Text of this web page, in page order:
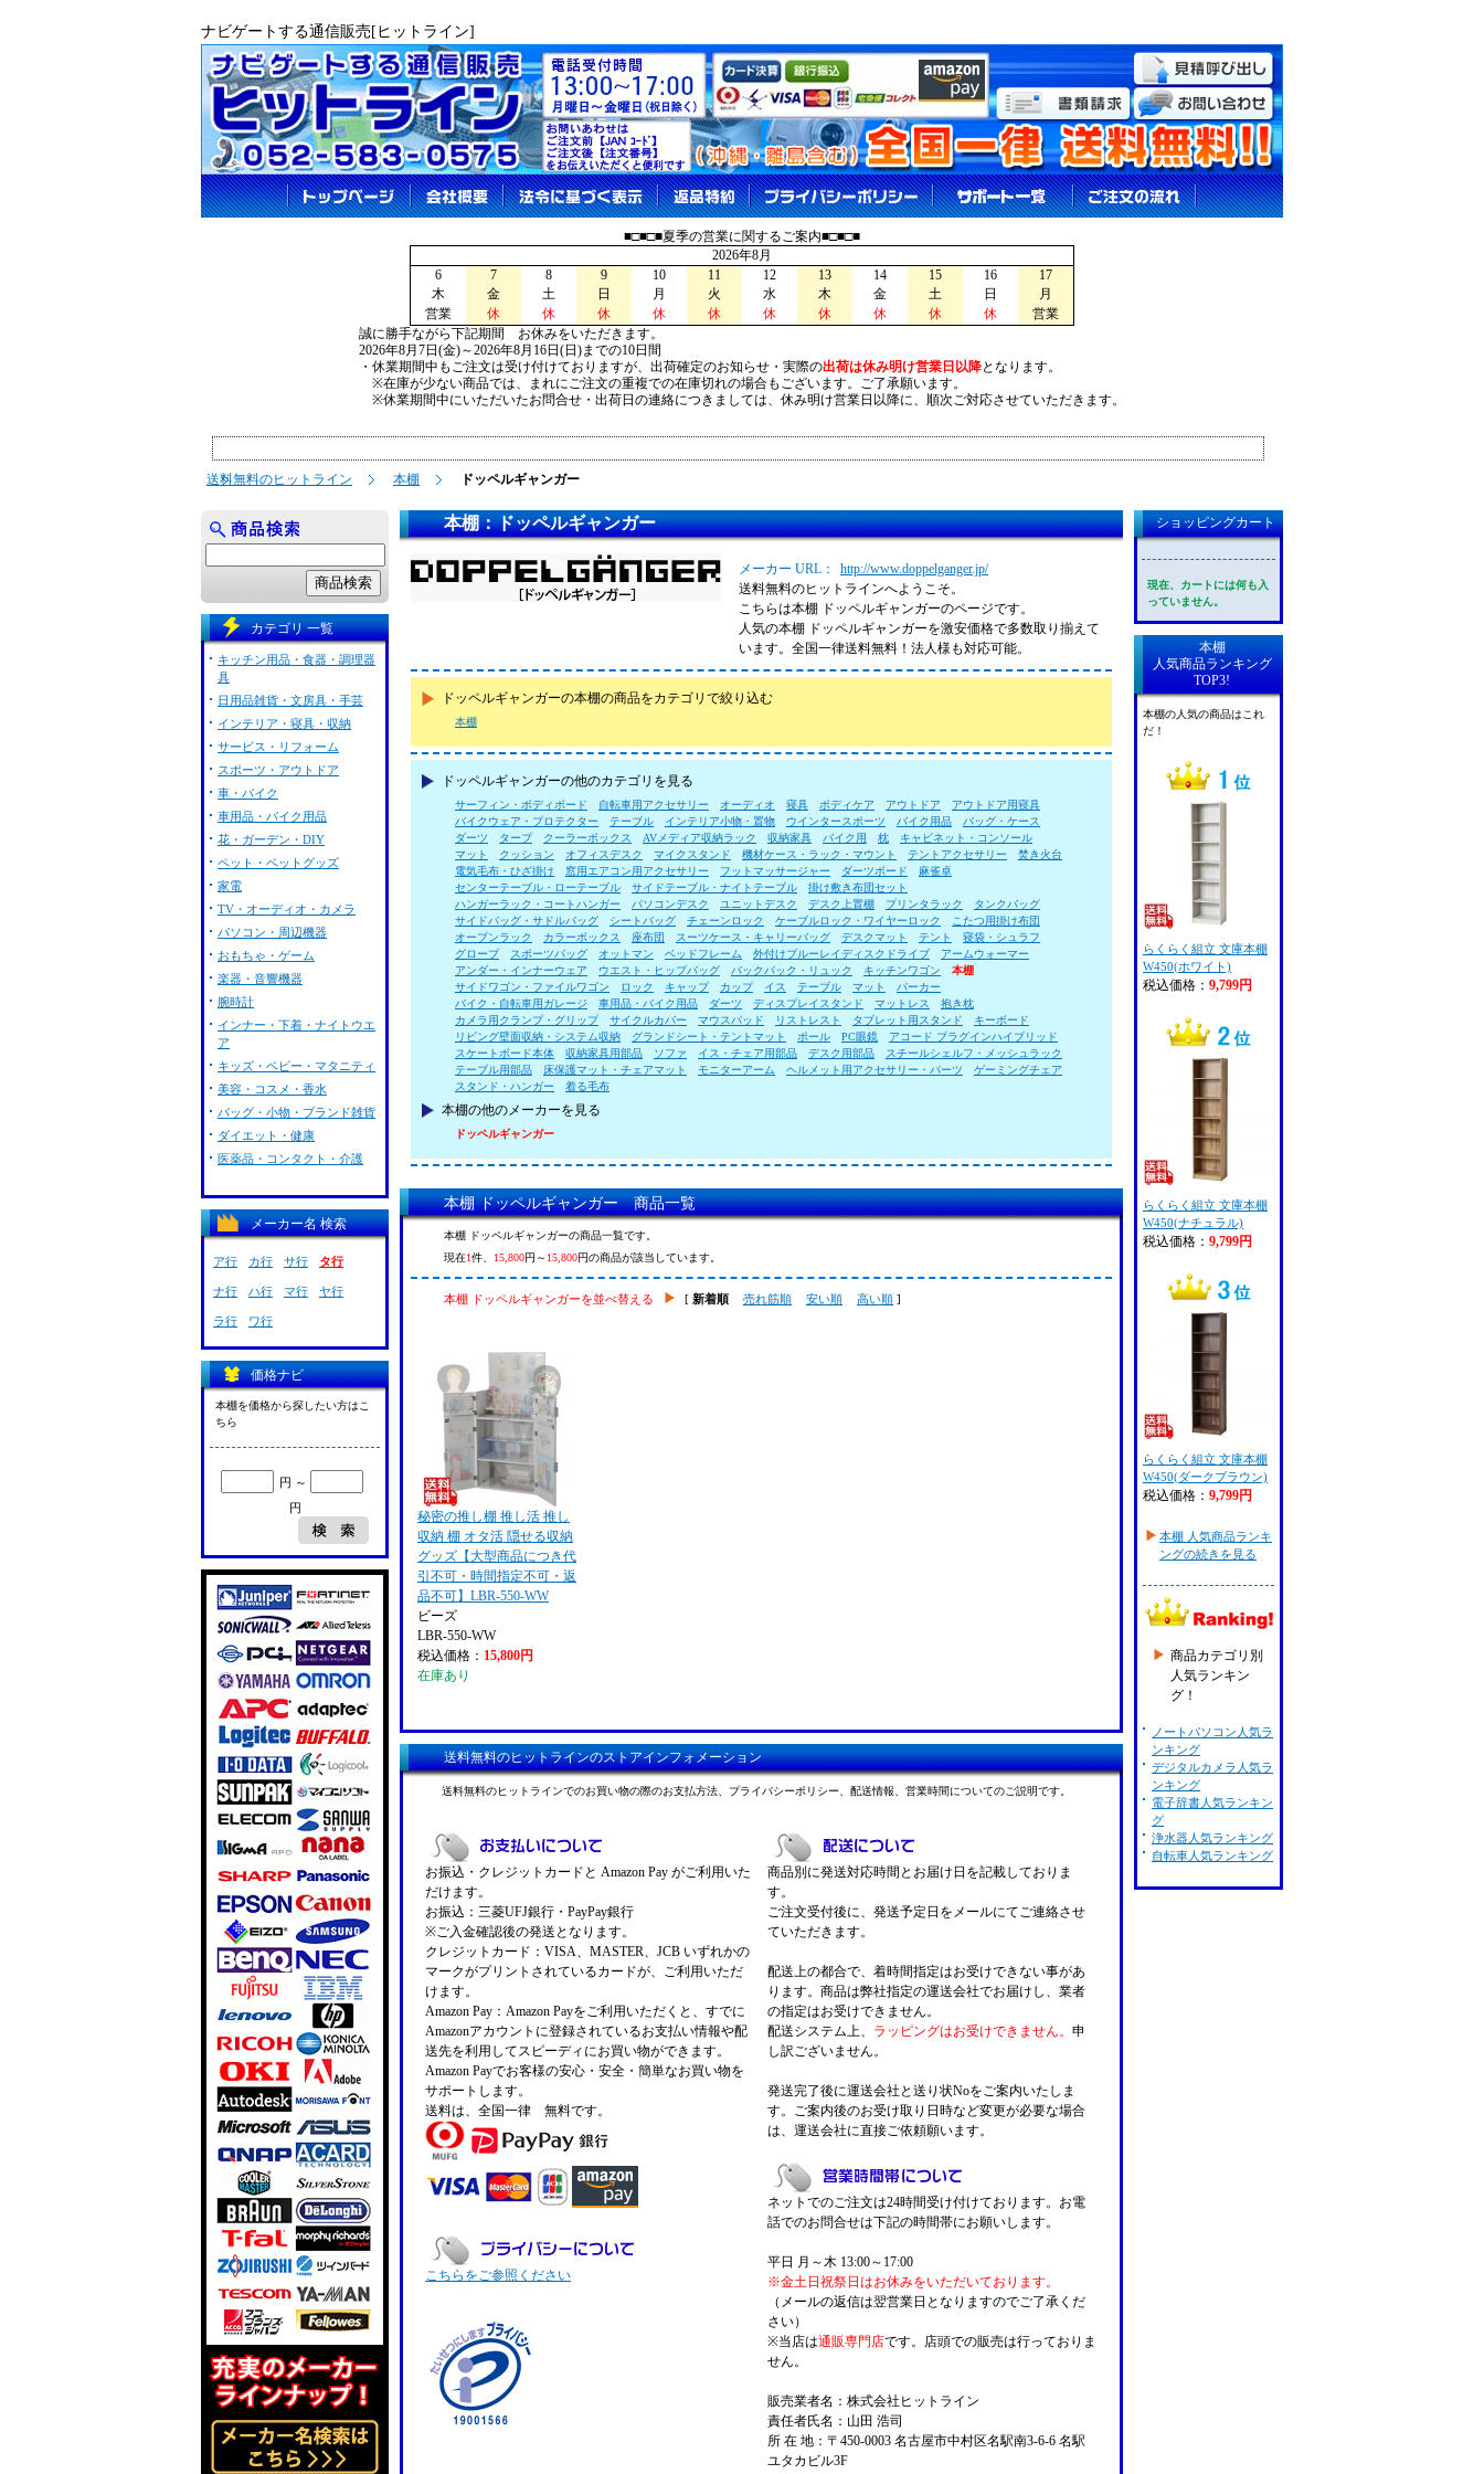
ナビゲートする通信販売[ヒットライン]
■□■□■夏季の営業に関するご案内■□■□■
2026年8月
6
7 8 9 10 11 12 13 14 15 16
17
木
金 土 日 月 火 水 木 金 土 日
月
営業
休 休 休 休 休 休 休 休 休 休
営業
誠に勝手ながら下記期間 お休みをいただきます。
2026年8月7日(金)～2026年8月16日(日)までの10日間
・休業期間中もご注文は受け付けておりますが、出荷確定のお知らせ・実際の出荷は休み明け営業日以降となります。
※在庫が少ない商品では、まれにご注文の重複での在庫切れの場合もございます。ご了承願います。
※休業期間中にいただいたお問合せ・出荷日の連絡につきましては、休み明け営業日以降に、順次ご対応させていただきます。
送料無料のヒットライン 本棚 ドッペルギャンガー
本棚：ドッペルギャンガー
メーカー URL：
http://www.doppelganger.jp/
送料無料のヒットラインへようこそ。
こちらは本棚 ドッペルギャンガーのページです。
人気の本棚 ドッペルギャンガーを激安価格で多数取り揃えて
います。全国一律送料無料！法人様も対応可能。
ドッペルギャンガーの本棚の商品をカテゴリで絞り込む
本棚
ドッペルギャンガーの他のカテゴリを見る
サーフィン・ボディボード 自転車用アクセサリー オーディオ 寝具 ボディケア アウトドア
アウトドア用寝具
バイクウェア・プロテクター
テーブル インテリア小物・置物 ウインタースポーツ バイク用品
バッグ・ケース
ダーツ
タープ クーラーボックス AVメディア収納ラック 収納家具 バイク用 枕
キャビネット・コンソール
マット
クッション オフィスデスク マイクスタンド 機材ケース・ラック・マウント テントアクセサリー
焚き火台
電気毛布・ひざ掛け
窓用エアコン用アクセサリー フットマッサージャー ダーツボード
麻雀卓
センターテーブル・ローテーブル
サイドテーブル・ナイトテーブル
掛け敷き布団セット
ハンガーラック・コートハンガー
パソコンデスク ユニットデスク デスク上置棚 プリンタラック
タンクバッグ
サイドバッグ・サドルバッグ
シートバッグ チェーンロック ケーブルロック・ワイヤーロック
こたつ用掛け布団
オープンラック
カラーボックス 座布団 スーツケース・キャリーバッグ デスクマット テント
寝袋・シュラフ
グローブ
スポーツバッグ オットマン ベッドフレーム 外付けブルーレイディスクドライブ
アームウォーマー
アンダー・インナーウェア
ウエスト・ヒップバッグ バックパック・リュック キッチンワゴン
本棚
サイドワゴン・ファイルワゴン
ロック キャップ カップ イス テーブル マット
パーカー
バイク・自転車用ガレージ
車用品・バイク用品 ダーツ ディスプレイスタンド マットレス
抱き枕
カメラ用クランプ・グリップ
サイクルカバー マウスパッド リストレスト タブレット用スタンド
キーボード
リビング壁面収納・システム収納
グランドシート・テントマット ポール PC眼鏡
アコード プラグインハイブリッド
スケートボード本体
収納家具用部品 ソファ イス・チェア用部品 デスク用部品
スチールシェルフ・メッシュラック
テーブル用部品
床保護マット・チェアマット モニターアーム ヘルメット用アクセサリー・パーツ
ゲーミングチェア
スタンド・ハンガー
着る毛布
本棚の他のメーカーを見る
ドッペルギャンガー
本棚 ドッペルギャンガー 商品一覧
本棚 ドッペルギャンガーの商品一覧です。
現在1件、 15,800円～ 15,800円の商品が該当しています。
本棚 ドッペルギャンガーを並べ替える [ 新着順 売れ筋順 安い順 高い順 ]
秘密の推し棚 推し活 推し
収納 棚 オタ活 隠せる収納
グッズ【大型商品につき代
引不可・時間指定不可・返
品不可】LBR-550-WW
ビーズ
LBR-550-WW
税込価格： 15,800円
在庫あり
送料無料のヒットラインのストアインフォメーション
送料無料のヒットラインでのお買い物の際のお支払方法、プライバシーポリシー、配送情報、営業時間についてのご説明です。
お振込・クレジットカードと Amazon Pay がご利用いた
だけます。
お振込：三菱UFJ銀行・PayPay銀行
※ご入金確認後の発送となります。
クレジットカード：VISA、MASTER、JCB いずれかの
マークがプリントされているカードが、ご利用いただ
けます。
Amazon Pay：Amazon Payをご利用いただくと、すでに
Amazonアカウントに登録されているお支払い情報や配
送先を利用してスピーディにお買い物ができます。
Amazon Payでお客様の安心・安全・簡単なお買い物を
サポートします。
送料は、全国一律 無料です。
こちらをご参照ください
商品別に発送対応時間とお届け日を記載しておりま
す。
ご注文受付後に、発送予定日をメールにてご連絡させ
ていただきます。
配送上の都合で、着時間指定はお受けできない事があ
ります。商品は弊社指定の運送会社でお届けし、業者
の指定はお受けできません。
配送システム上、
ラッピングはお受けできません。 申
し訳ございません。
発送完了後に運送会社と送り状Noをご案内いたしま
す。ご案内後のお受け取り日時など変更が必要な場合
は、運送会社に直接ご依頼願います。
ネットでのご注文は24時間受け付けております。お電
話でのお問合せは下記の時間帯にお願いします。
平日 月～木 13:00～17:00
※金土日祝祭日はお休みをいただいております。
（メールの返信は翌営業日となりますのでご了承くだ
さい）
※当店は通販専門店です。店頭での販売は行っておりま
せん。
販売業者名：株式会社ヒットライン
責任者氏名：山田 浩司
所 在 地：〒450-0003 名古屋市中村区名駅南3-6-6 名駅
ユタカビル3F
カテゴリ 一覧
キッチン用品・食器・調理器
具
日用品雑貨・文房具・手芸
インテリア・寝具・収納
サービス・リフォーム
スポーツ・アウトドア
車・バイク
車用品・バイク用品
花・ガーデン・DIY
ペット・ペットグッズ
家電
TV・オーディオ・カメラ
パソコン・周辺機器
おもちゃ・ゲーム
楽器・音響機器
腕時計
インナー・下着・ナイトウエ
ア
キッズ・ベビー・マタニティ
美容・コスメ・香水
バッグ・小物・ブランド雑貨
ダイエット・健康
医薬品・コンタクト・介護
メーカー名 検索
ア行 カ行 サ行 タ行
ナ行 ハ行 マ行 ヤ行
ラ行 ワ行
価格ナビ
本棚を価格から探したい方はこ
ちら
円 ～
円
ショッピングカート
現在、カートには何も入
っていません。
本棚
人気商品ランキング
TOP3!
本棚の人気の商品はこれ
だ！
らくらく組立 文庫本棚
W450(ホワイト)
税込価格： 9,799円
らくらく組立 文庫本棚
W450(ナチュラル)
税込価格： 9,799円
らくらく組立 文庫本棚
W450(ダークブラウン)
税込価格： 9,799円
本棚 人気商品ランキ
ングの続きを見る
商品カテゴリ別
人気ランキン
グ！
ノートパソコン人気ラ
ンキング
デジタルカメラ人気ラ
ンキング
電子辞書人気ランキン
グ
浄水器人気ランキング
自転車人気ランキング